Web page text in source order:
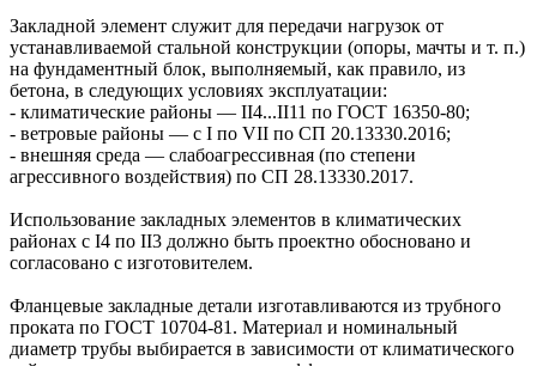
Закладной элемент служит для передачи нагрузок от
устанавливаемой стальной конструкции (опоры, мачты и т. п.)
на фундаментный блок, выполняемый, как правило, из
бетона, в следующих условиях эксплуатации:
- климатические районы — II4...II11 по ГОСТ 16350-80;
- ветровые районы — с I по VII по СП 20.13330.2016;
- внешняя среда — слабоагрессивная (по степени
агрессивного воздействия) по СП 28.13330.2017.
Использование закладных элементов в климатических
районах с I4 по II3 должно быть проектно обосновано и
согласовано с изготовителем.
Фланцевые закладные детали изготавливаются из трубного
проката по ГОСТ 10704-81. Материал и номинальный
диаметр трубы выбирается в зависимости от климатического